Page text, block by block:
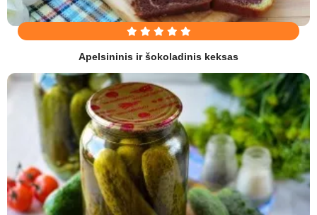
Apelsininis ir šokoladinis keksas